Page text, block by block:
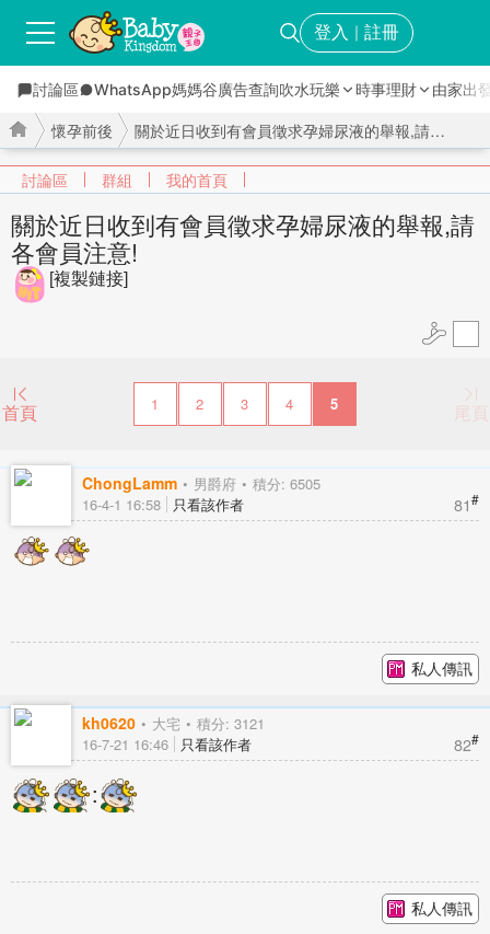
登入 ｜ 註冊
討論區 WhatsApp媽媽谷廣告查詢吹水玩樂 時事理財 由家出
討論區 群組 我的首頁
›
懷孕前後
›
關於近日收到有會員徵求孕婦尿液的舉報,請各會員注意! ...
關於近日收到有會員徵求孕婦尿液的舉報,請
各會員注意!
[複製鏈接]
首頁 1 2 3 4 5 尾頁
ChongLamm 男爵府 積分: 6505
81#
16-4-1 16:58 只看該作者
私人傳訊
kh0620 大宅 積分: 3121
82#
16-7-21 16:46 只看該作者
:
私人傳訊